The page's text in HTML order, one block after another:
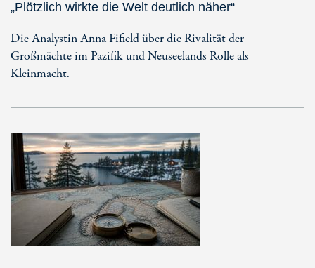
„Plötzlich wirkte die Welt deutlich näher“
Die Analystin Anna Fifield über die Rivalität der
Großmächte im Pazifik und Neuseelands Rolle als
Kleinmacht.